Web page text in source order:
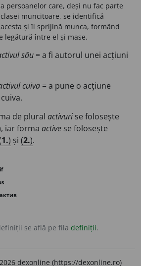
persoanelor care, deși nu fac parte
muncitoare, se identifică
și îi sprijină munca, formând
legătură între el și mase.
său = a fi autorul unei acțiuni
cuiva = a pune o acțiune
de plural activuri se folosește
, iar forma active se folosește
1.) și (2.).
se află pe fila definiții.
dexonline (https://dexonline.ro)